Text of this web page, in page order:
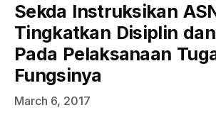
Sekda Instruksikan
Tingkatkan Disiplin
Pada Pelaksanaan
Fungsinya
March 6, 2017